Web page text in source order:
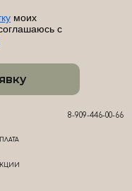
моих
с
8-909-446-00-66